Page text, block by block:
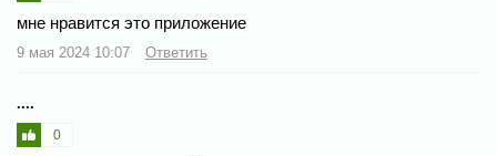
мне нравится это приложение
9 мая 2024 10:07 Ответить
....
0